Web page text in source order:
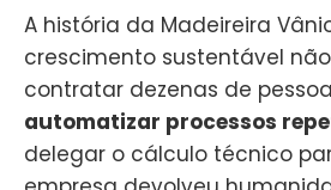
A história da Madeireira
crescimento sustentável
contratar dezenas de
automatizar processos
delegar o cálculo técnico